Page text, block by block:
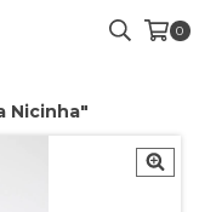
0
Nicinha"